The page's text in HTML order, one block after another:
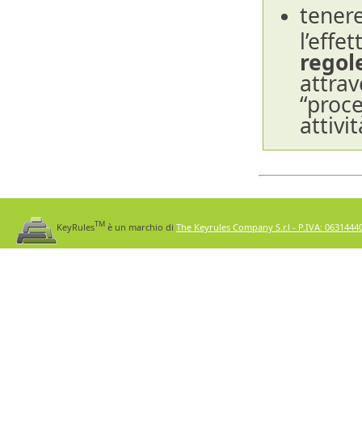
KeyRulesTM è un marchio di The Keyrules Company S.r.l - P.IVA: